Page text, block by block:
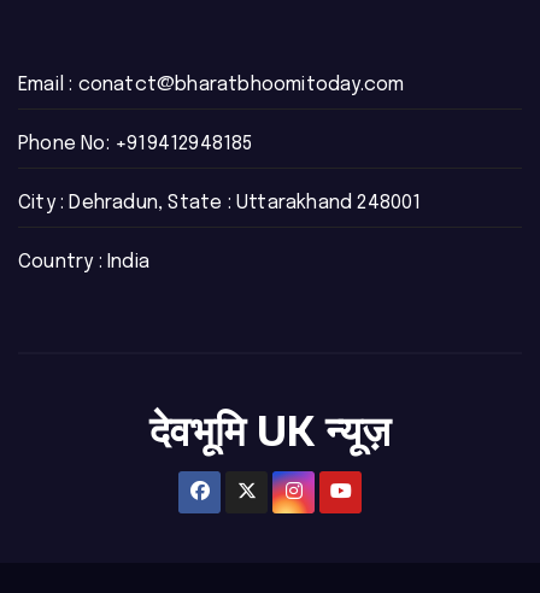
Email : conatct@bharatbhoomitoday.com
Phone No: +919412948185
City : Dehradun, State : Uttarakhand 248001
Country : India
देवभूमि UK न्यूज़